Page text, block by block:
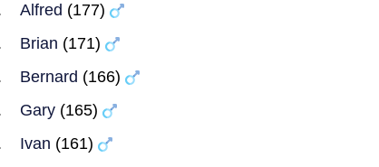
Alfred (177)
Brian (171)
Bernard (166)
Gary(165)
Ivan (161)